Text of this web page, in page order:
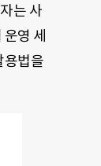
는 사
영 세
용법을